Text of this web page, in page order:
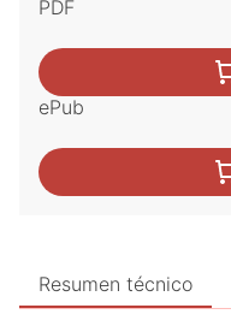
PDF
ePub
Resumen técnico